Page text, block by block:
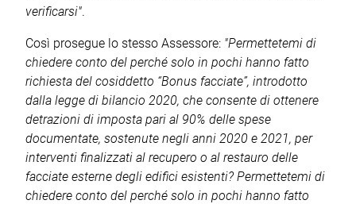
verificarsi".
Così prosegue lo stesso Assessore: "Permettetemi di
chiedere conto del perché solo in pochi hanno fatto
richiesta del cosiddetto “Bonus facciate”, introdotto
dalla legge di bilancio 2020, che consente di ottenere
detrazioni di imposta pari al 90% delle spese
documentate, sostenute negli anni 2020 e 2021, per
interventi finalizzati al recupero o al restauro delle
facciate esterne degli edifici esistenti? Permettetemi di
chiedere conto del perché solo in pochi hanno fatto